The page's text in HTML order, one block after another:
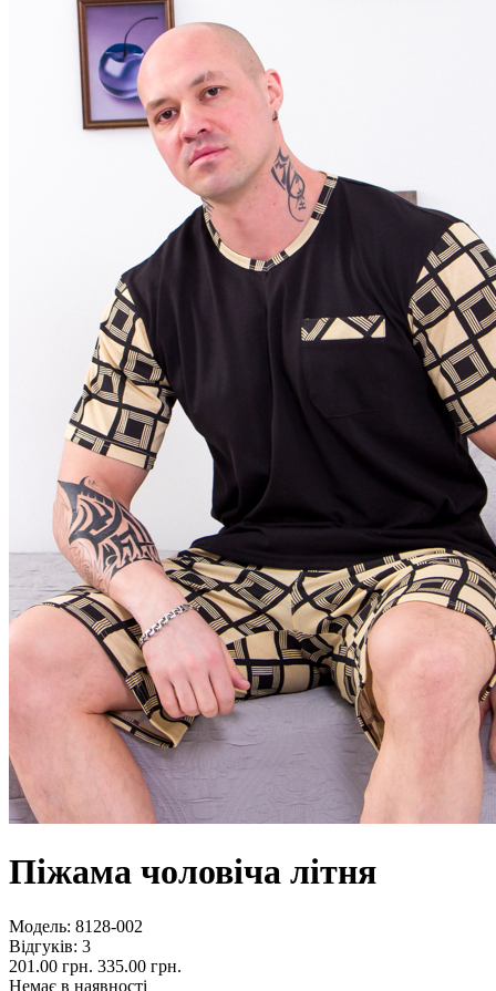
Піжама чоловіча літня
Модель: 8128-002
Відгуків: 3
201.00 грн. 335.00 грн.
Немає в наявності